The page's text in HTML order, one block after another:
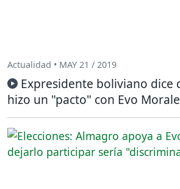
Actualidad • MAY 21 / 2019
Expresidente boliviano dice
hizo un "pacto" con Evo